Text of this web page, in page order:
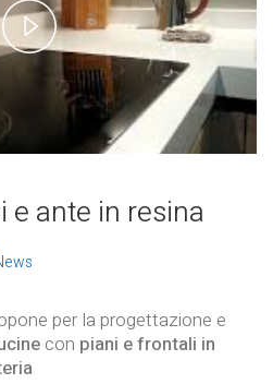
Play
Video
e ante in resina
per la progettazione e
con piani e frontali in